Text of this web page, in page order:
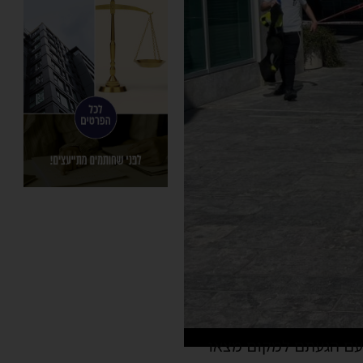
עם הגעתם למקום מצאו